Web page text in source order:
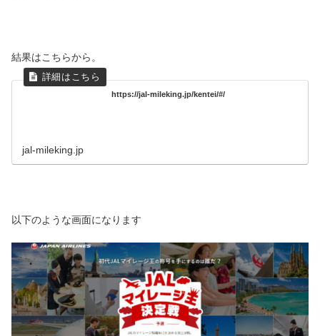
結果はこちらから。
https://jal-mileking.jp/kentei/#/
jal-mileking.jp
以下のような画面になります